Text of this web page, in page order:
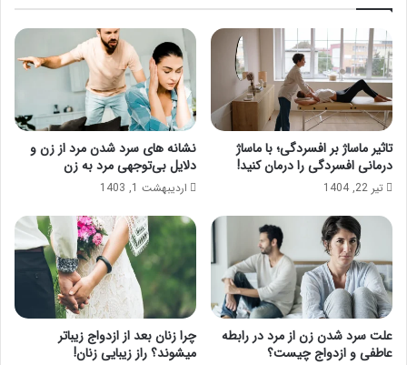
تاثیر ماساژ بر افسردگی؛ با ماساژ
درمانی افسردگی را درمان کنید!
تیر 22, 1404
نشانه های سرد شدن مرد از زن و
دلایل بی‌توجهی مرد به زن
اردیبهشت 1, 1403
علت سرد شدن زن از مرد در رابطه
عاطفی و ازدواج چیست؟
چرا زنان بعد از ازدواج زیباتر
میشوند؟ راز زیبایی زنان!